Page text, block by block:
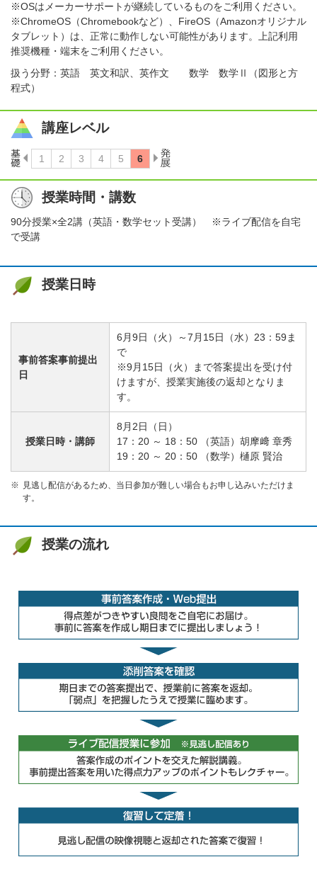
※OSはメーカーサポートが継続しているものをご利用ください。
※ChromeOS（Chromebookなど）、FireOS（Amazonオリジナル
タブレット）は、正常に動作しない可能性があります。上記利用
推奨機種・端末をご利用ください。
扱う分野：英語 英文和訳、英作文 数学 数学Ⅱ（図形と方
程式）
講座レベル
授業時間・講数
90分授業×全2講（英語・数学セット受講） ※ライブ配信を自宅
で受講
授業日時
事前答案事前提出
日
6月9日（火）～7月15日（水）23：59ま
で
※9月15日（火）まで答案提出を受け付
けますが、授業実施後の返却となりま
す。
授業日時・講師
8月2日（日）
17：20 ～ 18：50 （英語）胡摩﨑 章秀
19：20 ～ 20：50 （数学）樋原 賢治
見逃し配信があるため、当日参加が難しい場合もお申し込みいただけま
す。
授業の流れ